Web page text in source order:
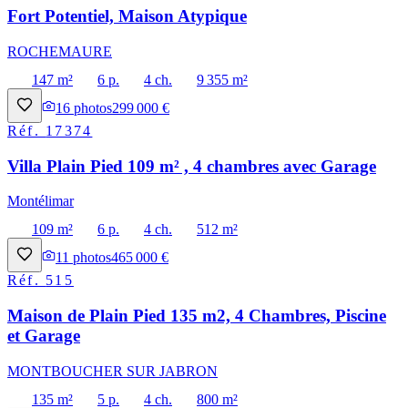
Fort Potentiel, Maison Atypique
ROCHEMAURE
147 m²
6 p. 4 ch.
9 355 m²
16 photos299 000 €
Réf. 17374
Villa Plain Pied 109 m² , 4 chambres avec Garage
Montélimar
109 m²
6 p. 4 ch.
512 m²
11 photos465 000 €
Réf. 515
Maison de Plain Pied 135 m2, 4 Chambres, Piscine
et Garage
MONTBOUCHER SUR JABRON
135 m²
5 p. 4 ch.
800 m²